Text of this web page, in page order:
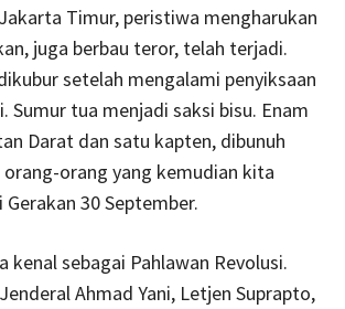
Timur, peristiwa mengharukan
juga berbau teror, telah terjadi.
setelah mengalami penyiksaan
Sumur tua menjadi saksi bisu. Enam
Darat dan satu kapten, dibunuh
orang yang kemudian kita
30 September.
kenal sebagai Pahlawan Revolusi.
Ahmad Yani, Letjen Suprapto,